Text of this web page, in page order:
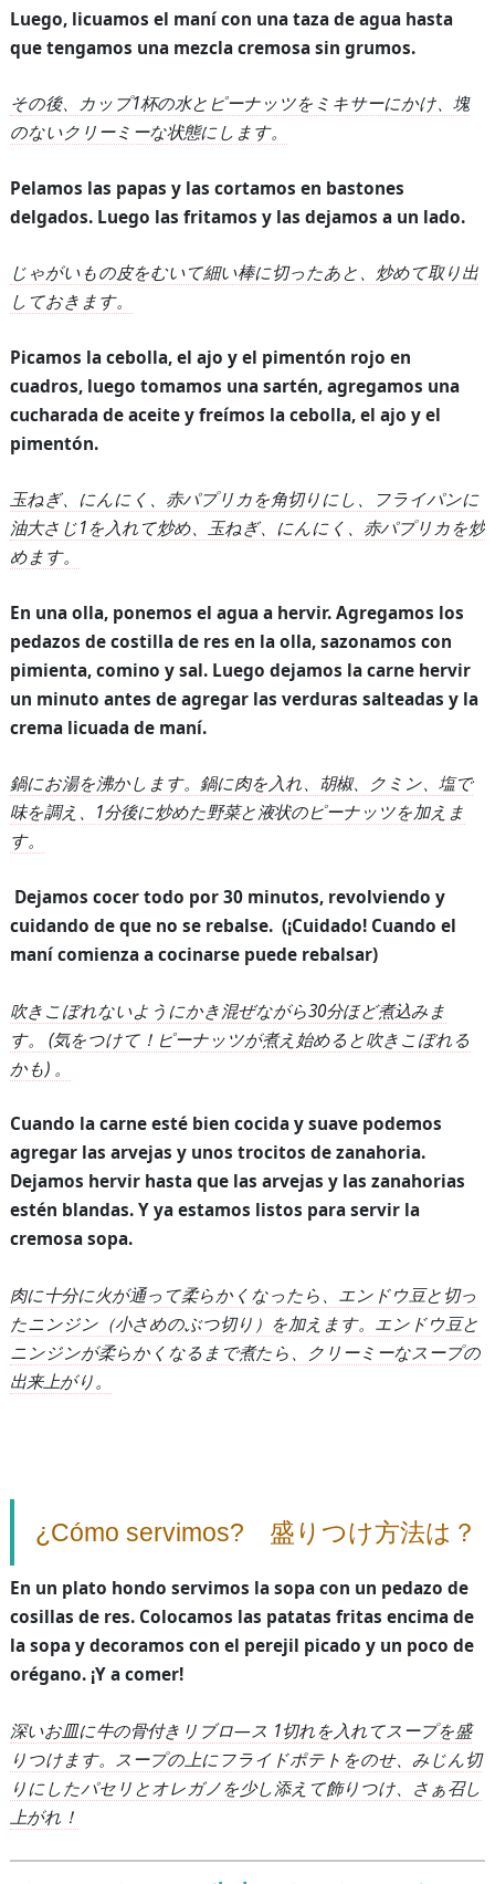
Luego, licuamos el maní con una taza de agua hasta
que tengamos una mezcla cremosa sin grumos.
その後、カップ1杯の水とピーナッツをミキサーにかけ、塊
のないクリーミーな状態にします。
Pelamos las papas y las cortamos en bastones
delgados. Luego las fritamos y las dejamos a un lado.
じゃがいもの皮をむいて細い棒に切ったあと、炒めて取り出
しておきます。
Picamos la cebolla, el ajo y el pimentón rojo en
cuadros, luego tomamos una sartén, agregamos una
cucharada de aceite y freímos la cebolla, el ajo y el
pimentón.
玉ねぎ、にんにく、赤パプリカを角切りにし、フライパンに
油大さじ1を入れて炒め、玉ねぎ、にんにく、赤パプリカを炒
めます。
En una olla, ponemos el agua a hervir. Agregamos los
pedazos de costilla de res en la olla, sazonamos con
pimienta, comino y sal. Luego dejamos la carne hervir
un minuto antes de agregar las verduras salteadas y la
crema licuada de maní.
鍋にお湯を沸かします。鍋に肉を入れ、胡椒、クミン、塩で
味を調え、 1分後に炒めた野菜と液状のピーナッツを加えま
す。
Dejamos cocer todo por 30 minutos, revolviendo y
cuidando de que no se rebalse. (¡Cuidado! Cuando el
maní comienza a cocinarse puede rebalsar)
吹きこぼれないようにかき混ぜながら30分ほど煮込みま
す。
(気をつけて！ピーナッツが煮え始めると吹きこぼれる
かも) 。
Cuando la carne esté bien cocida y suave podemos
agregar las arvejas y unos trocitos de zanahoria.
Dejamos hervir hasta que las arvejas y las zanahorias
estén blandas. Y ya estamos listos para servir la
cremosa sopa.
肉に十分に火が通って柔らかくなったら、エンドウ豆と切っ
たニンジン（小さめのぶつ切り）を加えます。エンドウ豆と
ニンジンが柔らかくなるまで煮たら、クリーミーなスープの
出来上がり。
¿Cómo servimos? 盛りつけ方法は？
En un plato hondo servimos la sopa con un pedazo de
cosillas de res. Colocamos las patatas fritas encima de
la sopa y decoramos con el perejil picado y un poco de
orégano. ¡Y a comer!
深いお皿に牛の骨付きリブロ―ス 1切れを入れてスープを盛
りつけます。スープの上にフライドポテトをのせ、みじん切
りにしたパセリとオレガノを少し添えて飾りつけ、さぁ召し
上がれ！